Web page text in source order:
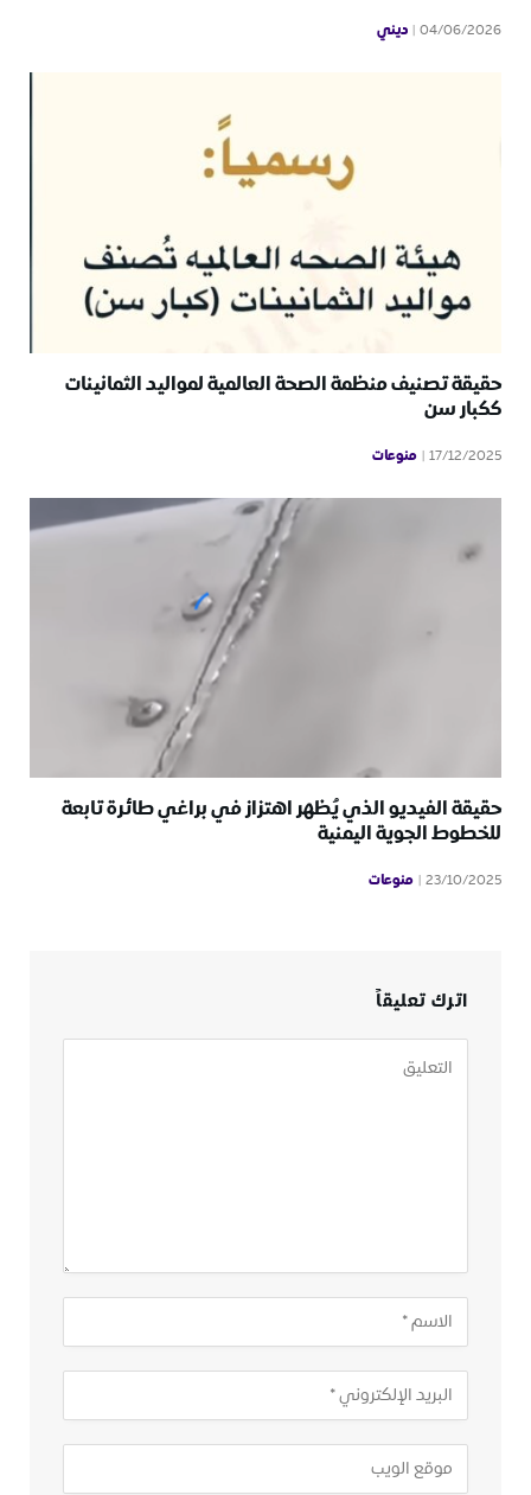
04/06/2026 ديني
حقيقة تصنيف منظمة الصحة العالمية لمواليد الثمانينات
ككبار سن
17/12/2025 منوعات
حقيقة الفيديو الذي يُظهر اهتزاز في براغي طائرة تابعة
للخطوط الجوية اليمنية
23/10/2025 منوعات
اترك تعليقاً